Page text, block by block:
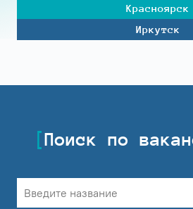
Красноярск
Иркутск
Поиск по